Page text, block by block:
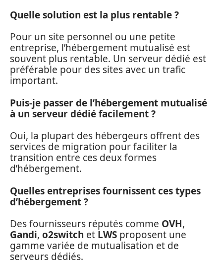
Quelle solution est la plus rentable ?
Pour un site personnel ou une petite
entreprise, l’hébergement mutualisé est
souvent plus rentable. Un serveur dédié est
préférable pour des sites avec un trafic
important.
Puis-je passer de l’hébergement mutualisé
à un serveur dédié facilement ?
Oui, la plupart des hébergeurs offrent des
services de migration pour faciliter la
transition entre ces deux formes
d’hébergement.
Quelles entreprises fournissent ces types
d’hébergement ?
Des fournisseurs réputés comme OVH,
Gandi, o2switch et LWS proposent une
gamme variée de mutualisation et de
serveurs dédiés.